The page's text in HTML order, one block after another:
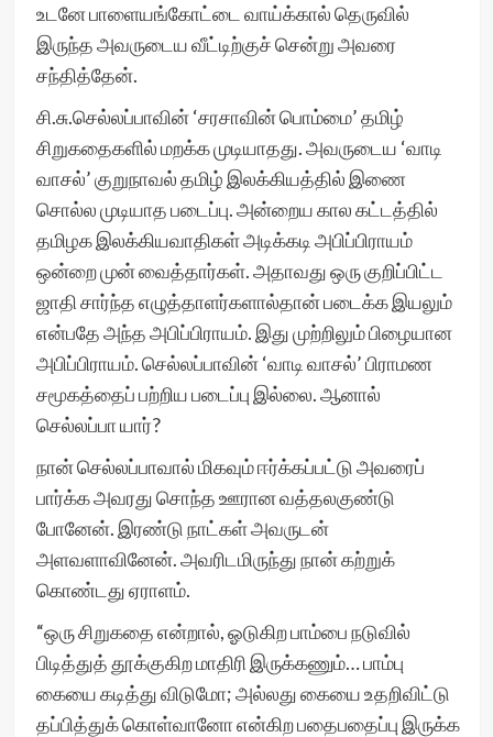
உடனே பாளையங்கோட்டை வாய்க்கால் தெருவில்
இருந்த அவருடைய வீட்டிற்குச் சென்று அவரை
சந்தித்தேன்.
சி.சு.செல்லப்பாவின் ‘சரசாவின் பொம்மை’ தமிழ்
சிறுகதைகளில் மறக்க முடியாதது. அவருடைய ‘வாடி
வாசல்’ குறுநாவல் தமிழ் இலக்கியத்தில் இணை
சொல்ல முடியாத படைப்பு. அன்றைய கால கட்டத்தில்
தமிழக இலக்கியவாதிகள் அடிக்கடி அபிப்பிராயம்
ஒன்றை முன் வைத்தார்கள். அதாவது ஒரு குறிப்பிட்ட
ஜாதி சார்ந்த எழுத்தாளர்களால்தான் படைக்க இயலும்
என்பதே அந்த அபிப்பிராயம். இது முற்றிலும் பிழையான
அபிப்பிராயம். செல்லப்பாவின் ‘வாடி வாசல்’ பிராமண
சமூகத்தைப் பற்றிய படைப்பு இல்லை. ஆனால்
செல்லப்பா யார்?
நான் செல்லப்பாவால் மிகவும் ஈர்க்கப்பட்டு அவரைப்
பார்க்க அவரது சொந்த ஊரான வத்தலகுண்டு
போனேன். இரண்டு நாட்கள் அவருடன்
அளவளாவினேன். அவரிடமிருந்து நான் கற்றுக்
கொண்டது ஏராளம்.
“ஒரு சிறுகதை என்றால், ஓடுகிற பாம்பை நடுவில்
பிடித்துத் தூக்குகிற மாதிரி இருக்கணும்… பாம்பு
கையை கடித்து விடுமோ; அல்லது கையை உதறிவிட்டு
தப்பித்துக் கொள்வானோ என்கிற பதைபதைப்பு இருக்க